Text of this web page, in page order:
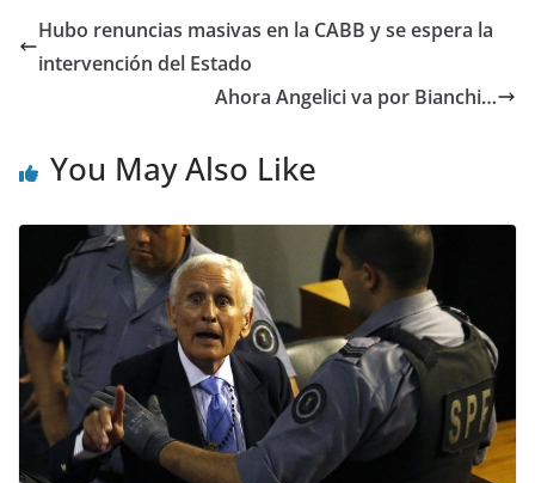
Hubo renuncias masivas en la CABB y se espera la
intervención del Estado
Ahora Angelici va por Bianchi…
You May Also Like